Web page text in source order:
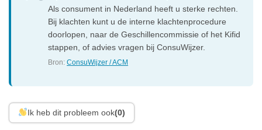
Als consument in Nederland heeft u sterke rechten.
Bij klachten kunt u de interne klachtenprocedure
doorlopen, naar de Geschillencommissie of het Kifid
stappen, of advies vragen bij ConsuWijzer.
Bron:ConsuWijzer / ACM
Ik heb dit probleem ook(0)